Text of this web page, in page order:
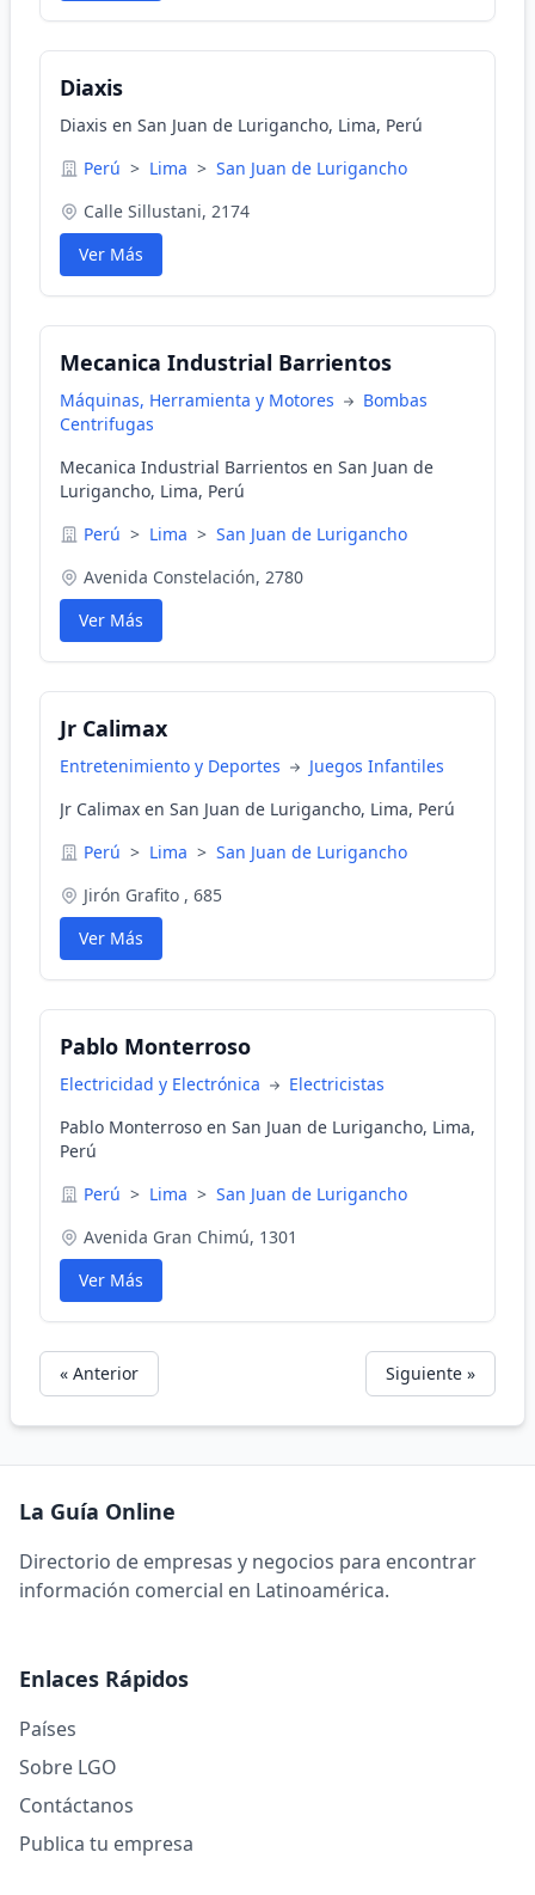
Diaxis
Diaxis en San Juan de Lurigancho, Lima, Perú
Perú > Lima > San Juan de Lurigancho
Calle Sillustani, 2174
Ver Más
Mecanica Industrial Barrientos
Máquinas, Herramienta y Motores
Bombas
Centrifugas
Mecanica Industrial Barrientos en San Juan de
Lurigancho, Lima, Perú
Perú > Lima > San Juan de Lurigancho
Avenida Constelación, 2780
Ver Más
Jr Calimax
Entretenimiento y Deportes
Juegos Infantiles
Jr Calimax en San Juan de Lurigancho, Lima, Perú
Perú > Lima > San Juan de Lurigancho
Jirón Grafito , 685
Ver Más
Pablo Monterroso
Electricidad y Electrónica
Electricistas
Pablo Monterroso en San Juan de Lurigancho, Lima,
Perú
Perú > Lima > San Juan de Lurigancho
Avenida Gran Chimú, 1301
Ver Más
« Anterior Siguiente »
La Guía Online
Directorio de empresas y negocios para encontrar
información comercial en Latinoamérica.
Enlaces Rápidos
Países
Sobre LGO
Contáctanos
Publica tu empresa